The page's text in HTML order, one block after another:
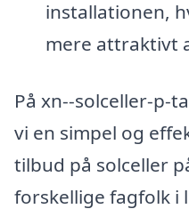
installationen,
mere attraktivt
På xn--solceller-p-
vi en simpel og
tilbud på solceller
forskellige fagfolk i